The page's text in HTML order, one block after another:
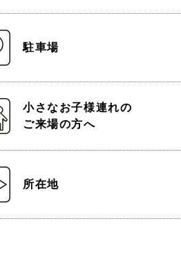
駐車場
小さなお子様連れの
ご来場の方へ
所在地